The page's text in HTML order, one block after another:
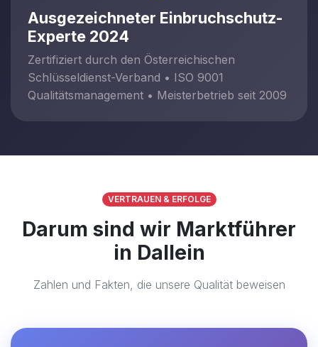
Ausgezeichneter Einbruchschutz-
Experte 2024
Zertifiziert durch den Österreichischen
Schlüsseldienst-Verband • ISO 9001
Qualitätsmanagement • Meisterbetrieb seit 2009
VERTRAUEN & ERFOLGE
Darum sind wir Marktführer
in Dallein
Zahlen und Fakten, die unsere Qualität beweisen